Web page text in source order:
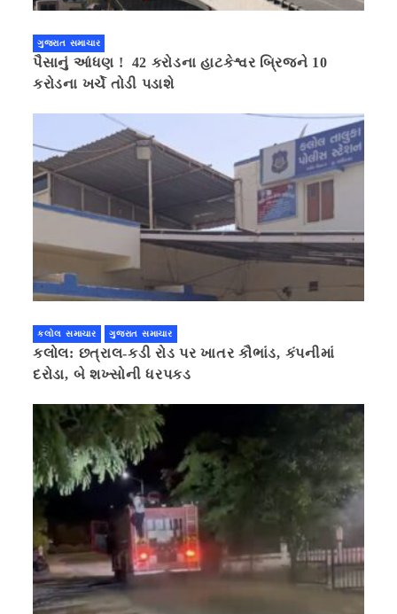
ગુજરાત સમાચાર
પૈસાનું આંધણ ! 42 કરોડના હાટકેશ્વર બ્રિજને 10
કરોડના ખર્ચે તોડી પડાશે
કલોલ સમાચાર ગુજરાત સમાચાર
કલોલ: છત્રાલ-કડી રોડ પર ખાતર કૌભાંડ, કંપનીમાં
દરોડા, બે શખ્સોની ધરપકડ